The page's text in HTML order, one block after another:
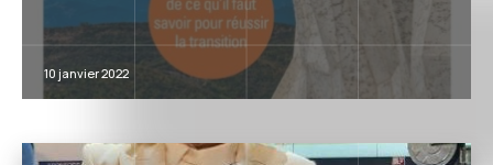
10 janvier 2022